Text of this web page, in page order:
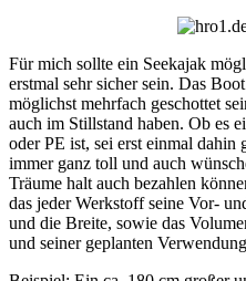
Für mich sollte ein Seekajak
erstmal sehr sicher sein. Das
möglichst mehrfach geschottet
auch im Stillstand haben. Ob es
oder PE ist, sei erst einmal
immer ganz toll und auch
Träume halt auch bezahlen
das jeder Werkstoff seine Vor-
und die Breite, sowie das
und seiner geplanten